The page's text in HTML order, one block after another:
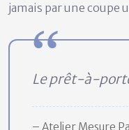
jamais par une coupe
Le prêt-à-
– Atelier Mesure